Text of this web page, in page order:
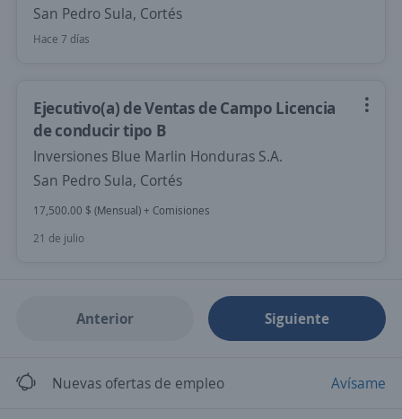
San Pedro Sula, Cortés
Hace 7 días
Ejecutivo(a) de Ventas de Campo Licencia
de conducir tipo B
Inversiones Blue Marlin Honduras S.A.
San Pedro Sula, Cortés
17,500.00 $ (Mensual) + Comisiones
21 de julio
Anterior Siguiente
Nuevas ofertas de empleo Avísame